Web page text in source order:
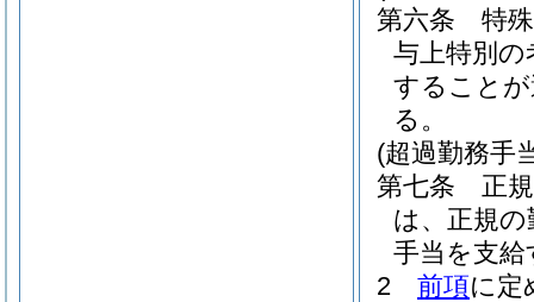
第六条
特
与上特別
すること
る。
(超過勤務手
第七条
正
は、正規
手当を支給
2
前項に定